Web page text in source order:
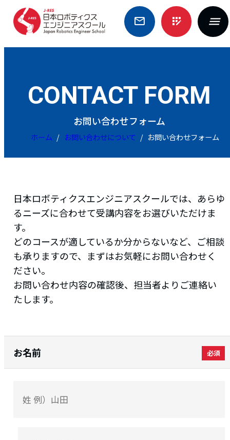
Skip
content
CONTACT FORM
お問い合わせフォーム
ホーム お問い合わせについて お問い合わせフォーム
日本ロボティクスエンジニアスクールでは、あらゆ
るニーズに合わせて受講内容をお選びいただけま
す。
どのコースが適しているか分からないなど、ご相談
も承りますので、まずはお気軽にお問い合わせく
ださい。
お問い合わせ内容の確認後、担当者よりご連絡い
たします。
お名前
mail_outline app_registration